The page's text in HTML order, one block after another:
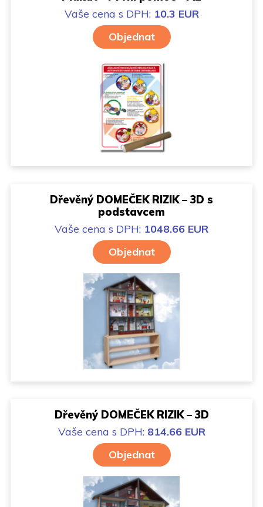
Vaše cena s DPH: 10.3 EUR
Objednat
Dřevěný DOMEČEK RIZIK – 3D s
podstavcem
Vaše cena s DPH: 1048.66 EUR
Objednat
Dřevěný DOMEČEK RIZIK – 3D
Vaše cena s DPH: 814.66 EUR
Objednat